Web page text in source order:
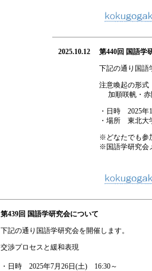
2025.10.12
第440回 国語学
下記の通り 国語
注意喚起の形式
加順咲帆・赤
・日時 2025年
・場所 東北大
※どなたでも参
※国語学研究会
第439回 国語学研究会について
下記の通り 国語学研究会を開催します。
交渉プロセスと緩和表現
・日時 2025年7月 26日 (土) 16:30～